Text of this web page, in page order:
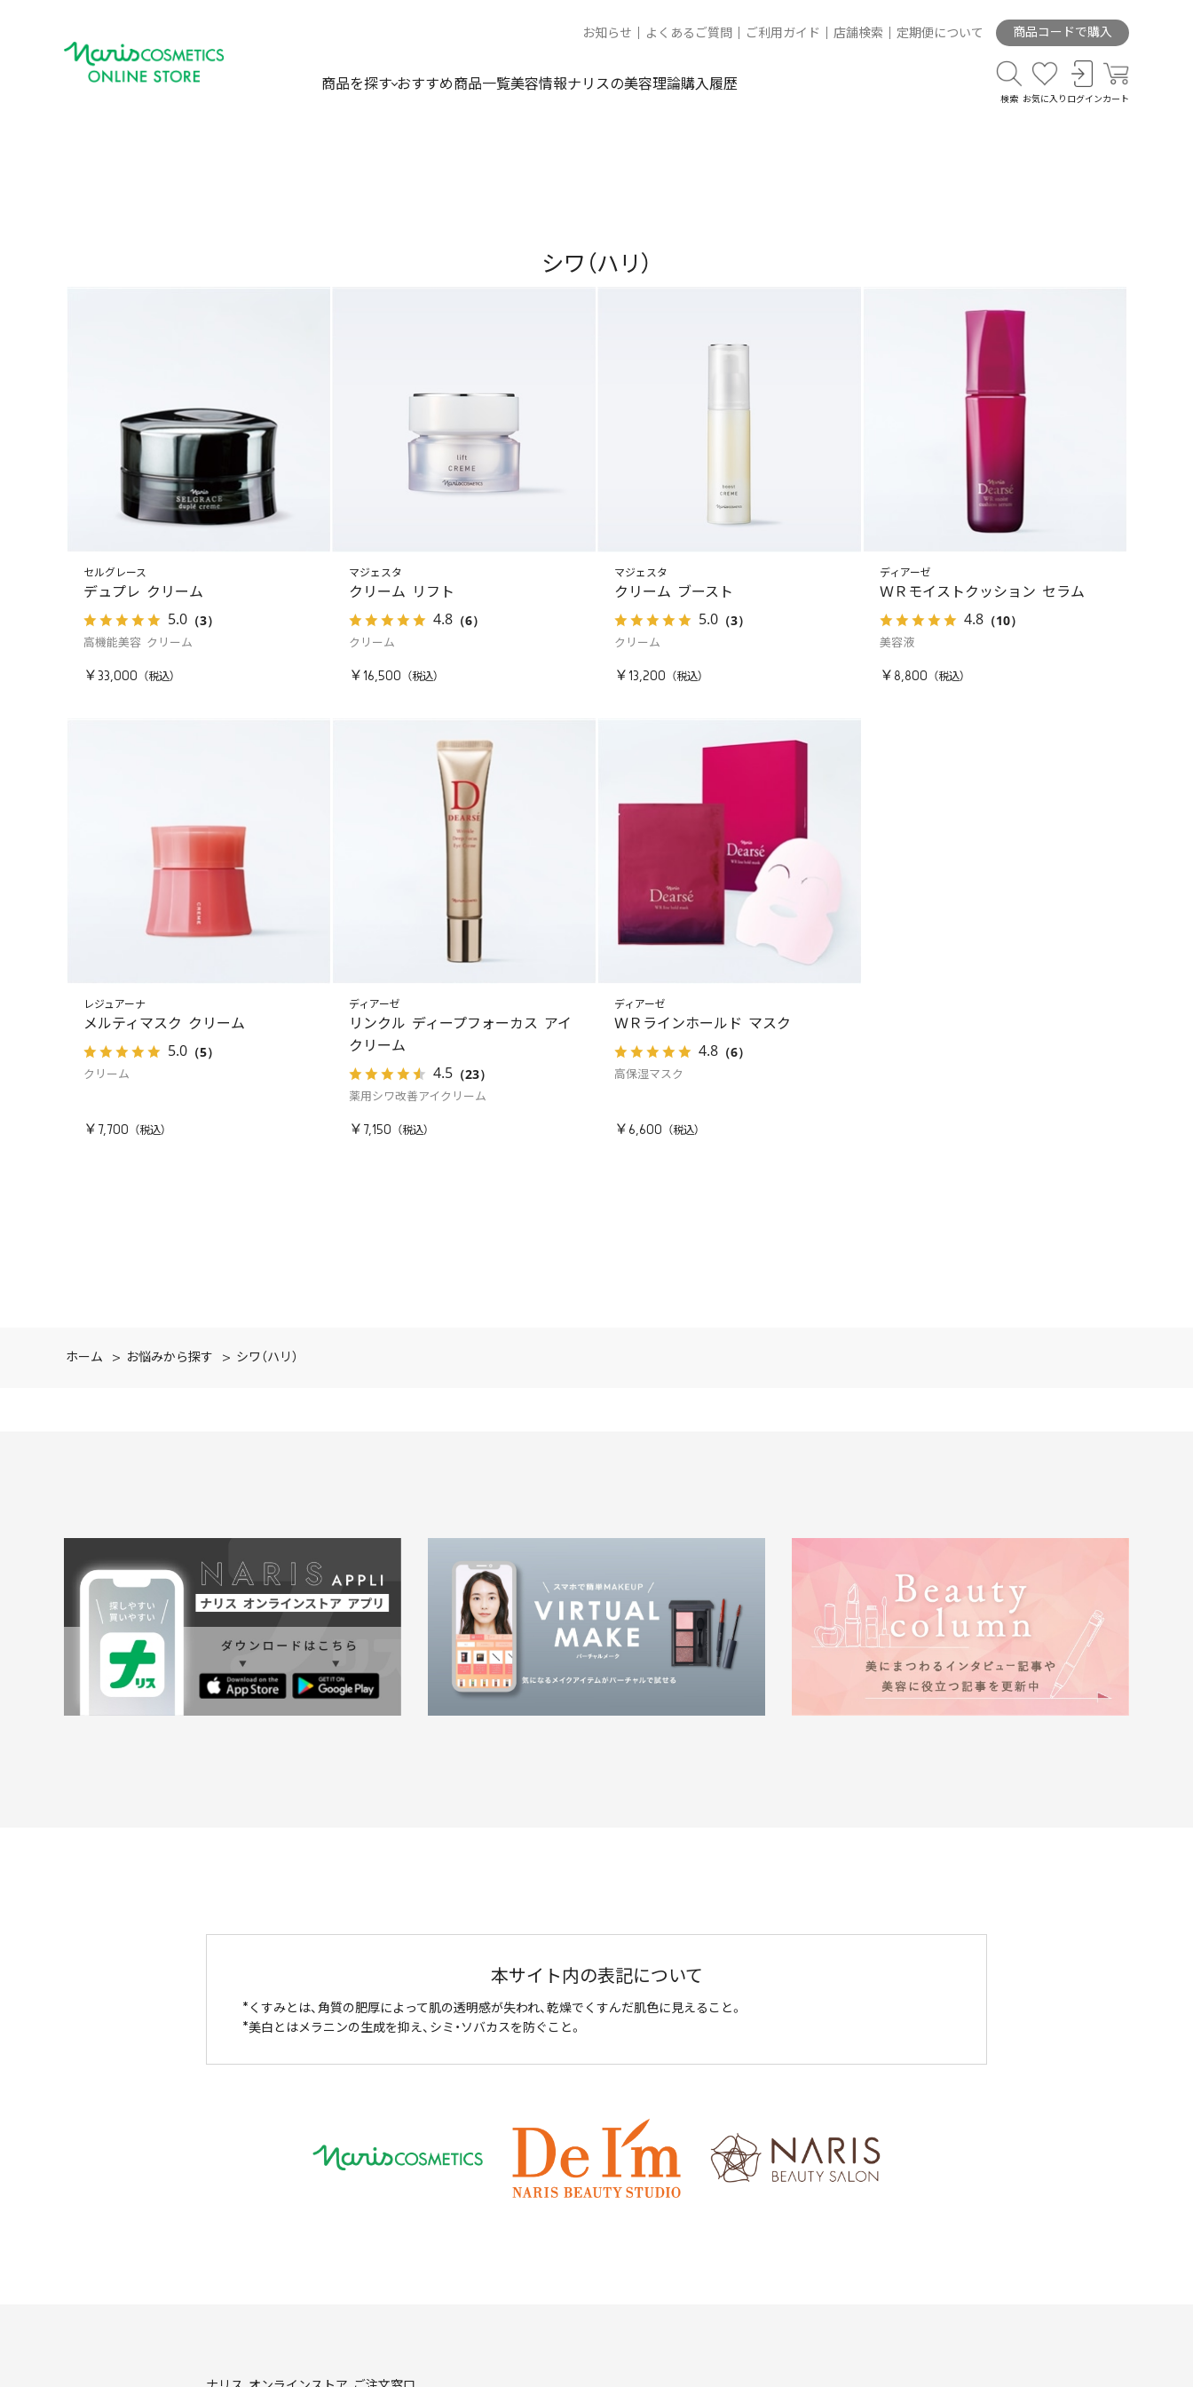
お知らせ よくあるご質問 ご利用ガイド 店舗検索 定期便について 商品コードで購入
商品を探す おすすめ商品一覧美容情報ナリスの美容理論購入履歴
検索 お気に入り ログイン カート
シワ（ハリ）
セルグレース
デュプレ クリーム
5.0（3）
高機能美容 クリーム
￥33,000
マジェスタ
クリーム リフト
4.8（6）
クリーム
￥16,500
マジェスタ
クリーム ブースト
5.0（3）
クリーム
￥13,200
ディアーゼ
ＷＲモイストクッション セラム
4.8（10）
美容液
￥8,800
レジュアーナ
メルティマスク クリーム
5.0（5）
クリーム
￥7,700
ディアーゼ
リンクル ディープフォーカス アイ
クリーム
4.5（23）
薬用シワ改善アイクリーム
￥7,150
ディアーゼ
ＷＲラインホールド マスク
4.8（6）
高保湿マスク
￥6,600
ホーム > お悩みから探す > シワ（ハリ）
本サイト内の表記について
くすみとは、角質の肥厚によって肌の透明感が失われ、乾燥でくすんだ肌色に見えること。
美白とはメラニンの生成を抑え、シミ・ソバカスを防ぐこと。